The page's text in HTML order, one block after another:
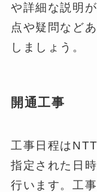
や詳細な説明
点や疑問など
しましょう。
開通工事
工事日程は
指定された日
行います。工